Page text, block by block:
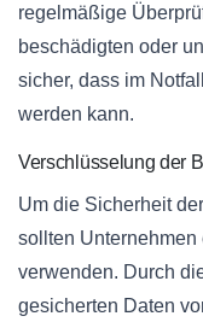
regelmäßige
beschädigten oder
sicher, dass im
werden kann.
Verschlüsselung der
Um die Sicherheit
sollten
verwenden. Durch
gesicherten Daten